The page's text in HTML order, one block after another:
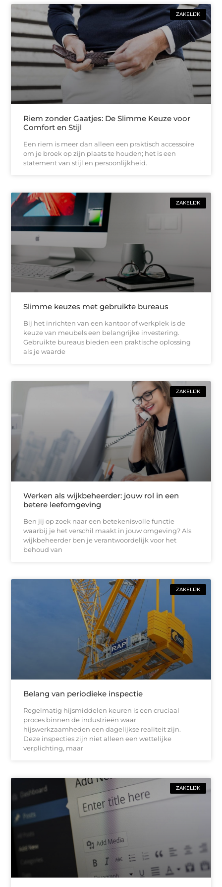
ZAKELIJK
Riem zonder Gaatjes: De Slimme Keuze voor
Comfort en Stijl
Een riem is meer dan alleen een praktisch accessoire
om je broek op zijn plaats te houden; het is een
statement van stijl en persoonlijkheid.
ZAKELIJK
Slimme keuzes met gebruikte bureaus
Bij het inrichten van een kantoor of werkplek is de
keuze van meubels een belangrijke investering.
Gebruikte bureaus bieden een praktische oplossing
als je waarde
ZAKELIJK
Werken als wijkbeheerder: jouw rol in een
betere leefomgeving
Ben jij op zoek naar een betekenisvolle functie
waarbij je het verschil maakt in jouw omgeving? Als
wijkbeheerder ben je verantwoordelijk voor het
behoud van
ZAKELIJK
Belang van periodieke inspectie
Regelmatig hijsmiddelen keuren is een cruciaal
proces binnen de industrieën waar
hijswerkzaamheden een dagelijkse realiteit zijn.
Deze inspecties zijn niet alleen een wettelijke
verplichting, maar
ZAKELIJK